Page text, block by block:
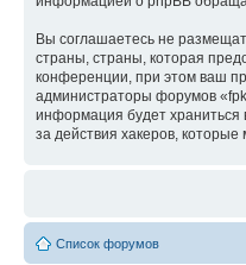
Вы соглашаетесь не
страны, страны, которая
конференции, при этом ваш
администраторы форумов
информация будет
за действия хакеров, которые
Список форумов